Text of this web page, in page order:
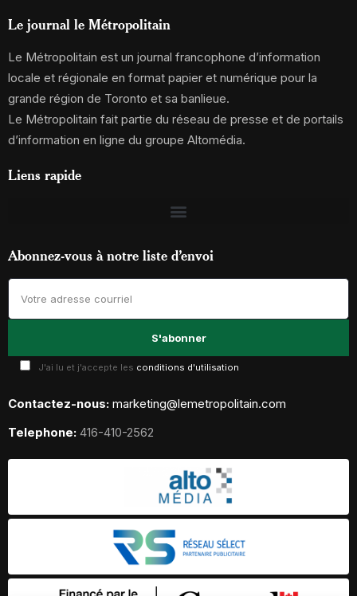
Le journal le Métropolitain
Le Métropolitain est un journal francophone d’information
locale et régionale en format papier et numérique pour la
grande région de Toronto et sa banlieue.
Le Métropolitain fait partie du réseau de presse et de portails
d’information en ligne du groupe Altomédia.
Liens rapide
Abonnez-vous à notre liste d’envoi
J'ai lu et j'accepte les conditions d'utilisation
Contactez-nous: marketing@lemetropolitain.com
Telephone: 416-410-2562